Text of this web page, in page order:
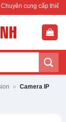
thiết bị mạng &
» Camera IP